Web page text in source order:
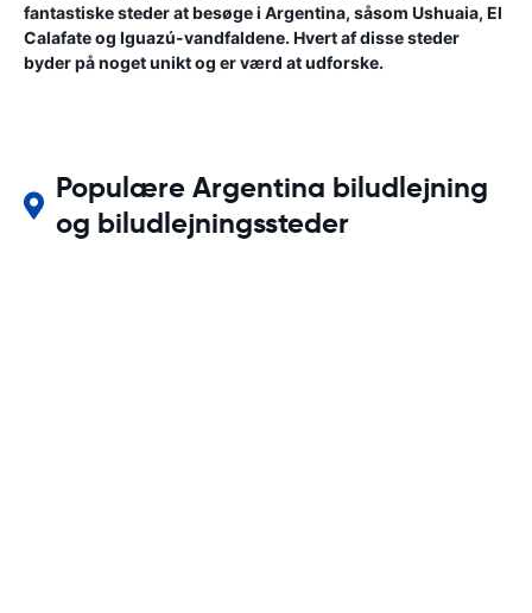
fantastiske steder at besøge i Argentina, såsom Ushuaia, El
Calafate og Iguazú-vandfaldene. Hvert af disse steder
byder på noget unikt og er værd at udforske.
Populære Argentina biludlejning
og biludlejningssteder